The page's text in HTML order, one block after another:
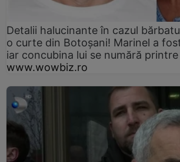
Detalii halucinante în cazul
o curte din Botoșani! Marinel a
iar concubina lui se numără
www.wowbiz.ro